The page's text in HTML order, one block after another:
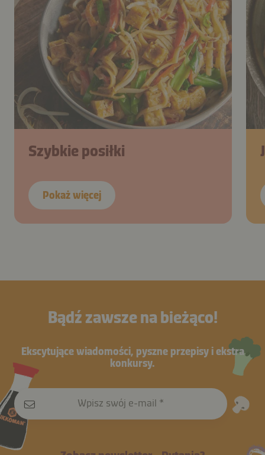
Szybkie posiłki
Pokaż więcej
Bądź zawsze na bieżąco!
Ekscytujące wiadomości, pyszne przepisy i ekstra
konkursy.
Wpisz swój e-mail